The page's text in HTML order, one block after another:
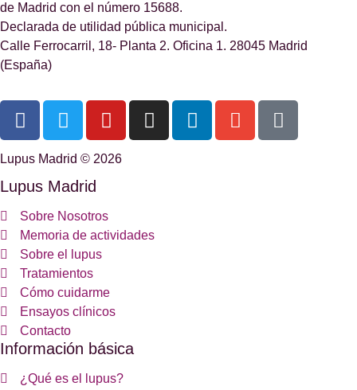
de Madrid con el número 15688.
Declarada de utilidad pública municipal.
Calle Ferrocarril, 18- Planta 2. Oficina 1. 28045 Madrid
(España)
Lupus Madrid © 2026
Lupus Madrid
Sobre Nosotros
Memoria de actividades
Sobre el lupus
Tratamientos
Cómo cuidarme
Ensayos clínicos
Contacto
Información básica
¿Qué es el lupus?